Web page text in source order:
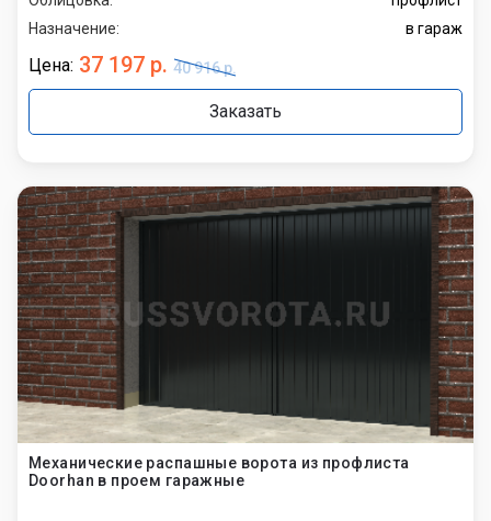
Назначение:
в гараж
Цена: 37 197 р. 40 916 р.
Заказать
Механические распашные ворота из профлиста
Doorhan в проем гаражные